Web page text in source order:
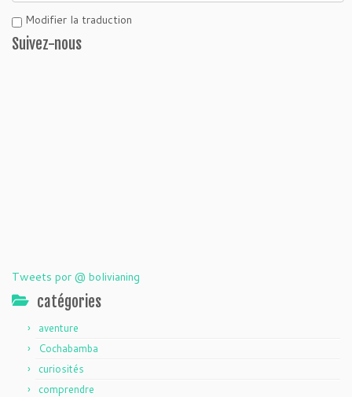
Modifier la traduction
Suivez-nous
Tweets por @ bolivianing
catégories
aventure
Cochabamba
curiosités
comprendre